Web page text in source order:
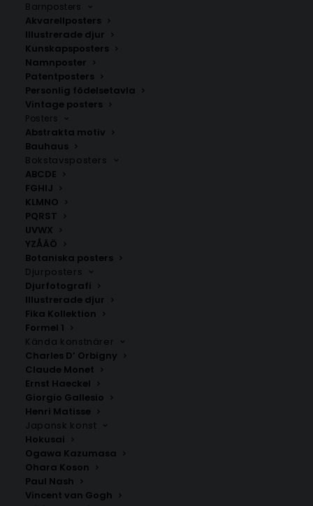
Barnposters
Akvarellposters
Illustrerade djur
Kunskapsposters
Namnposter
Patentposters
Personlig födelsetavla
Vintage posters
Posters
Abstrakta motiv
Bauhaus
Bokstavsposters
ABCDE
FGHIJ
KLMNO
PQRST
UVWX
YZÅÄÖ
Botaniska posters
Djurposters
Djurfotografi
Illustrerade djur
Fika Kollektion
Formel 1
Kända konstnärer
Charles D’ Orbigny
Claude Monet
Ernst Haeckel
Giorgio Gallesio
Henri Matisse
Japansk konst
Hokusai
Ogawa Kazumasa
Ohara Koson
Paul Nash
Vincent van Gogh
30×40 cm och 21×30 cm.
Län
ANDRA KÖPTE ÄVEN
Halland
Fr. 200.00